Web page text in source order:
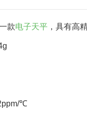
款电子天平 ，具有高
℃